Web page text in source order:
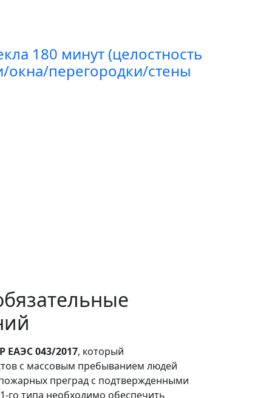
180 минут (целостность
окна/перегородки/стены
ЕАЭС 043/2017, который
с массовым пребыванием людей
преград с подтвержденными
го типа необходимо обеспечить